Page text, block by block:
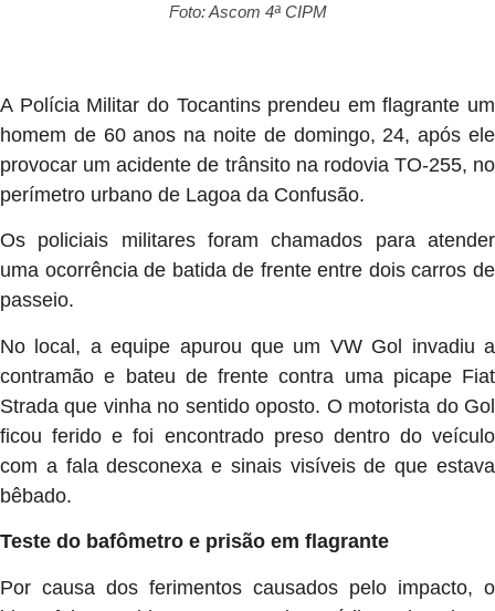
Foto: Ascom 4ª CIPM
A Polícia Militar do Tocantins prendeu em flagrante um
homem de 60 anos na noite de domingo, 24, após ele
provocar um acidente de trânsito na rodovia TO-255, no
perímetro urbano de Lagoa da Confusão.
Os policiais militares foram chamados para atender
uma ocorrência de batida de frente entre dois carros de
passeio.
No local, a equipe apurou que um VW Gol invadiu a
contramão e bateu de frente contra uma picape Fiat
Strada que vinha no sentido oposto. O motorista do Gol
ficou ferido e foi encontrado preso dentro do veículo
com a fala desconexa e sinais visíveis de que estava
bêbado.
Teste do bafômetro e prisão em flagrante
Por causa dos ferimentos causados pelo impacto, o